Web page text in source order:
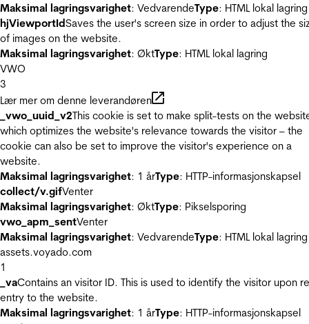
Maksimal lagringsvarighet: VedvarendeType: HTML lokal lagring
hjViewportIdSaves the user's screen size in order to adjust the
of images on the website.
Maksimal lagringsvarighet: ØktType: HTML lokal lagring
VWO
3
Lær mer om denne leverandøren
_vwo_uuid_v2This cookie is set to make split-tests on the
which optimizes the website's relevance towards the visitor – the
cookie can also be set to improve the visitor's experience on a
website.
Maksimal lagringsvarighet: 1 årType: HTTP-informasjonskapsel
collect/v.gifVenter
Maksimal lagringsvarighet: ØktType: Pikselsporing
vwo_apm_sentVenter
Maksimal lagringsvarighet: VedvarendeType: HTML lokal lagring
assets.voyado.com
1
_vaContains an visitor ID. This is used to identify the visitor upon
entry to the website.
Maksimal lagringsvarighet: 1 årType: HTTP-informasjonskapsel